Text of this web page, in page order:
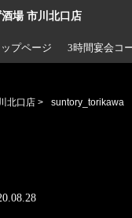
場 市川北口店
ップページ 3時間宴会コ
北口店 > suntory_torikawa